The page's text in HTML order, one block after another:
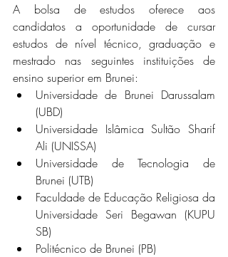
A bolsa de estudos oferece aos
candidatos a oportunidade de cursar
estudos de nível técnico, graduação e
mestrado nas seguintes instituições de
ensino superior em Brunei:
Universidade de Brunei Darussalam
(UBD)
Universidade Islâmica Sultão Sharif
Ali (UNISSA)
Universidade de Tecnologia de
Brunei (UTB)
Faculdade de Educação Religiosa da
Universidade Seri Begawan (KUPU
SB)
Politécnico de Brunei (PB)